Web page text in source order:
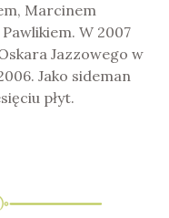
Marcinem
W 2007
Jazzowego w
Jako sideman
płyt.